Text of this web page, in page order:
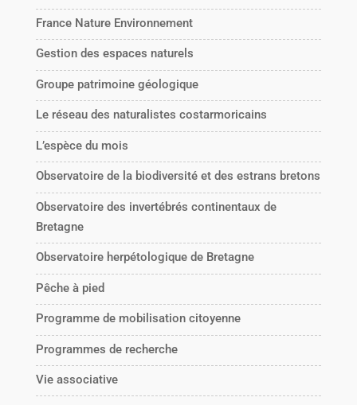
France Nature Environnement
Gestion des espaces naturels
Groupe patrimoine géologique
Le réseau des naturalistes costarmoricains
L’espèce du mois
Observatoire de la biodiversité et des estrans bretons
Observatoire des invertébrés continentaux de
Bretagne
Observatoire herpétologique de Bretagne
Pêche à pied
Programme de mobilisation citoyenne
Programmes de recherche
Vie associative